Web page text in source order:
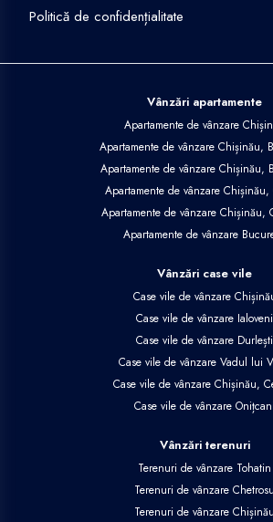
Politică de confidențialitate
Vânzări apartamente
Apartamente de vânzare
Apartamente de vânzare Chișinău,
Apartamente de vânzare Chișinău,
Apartamente de vânzare Chișinău,
Apartamente de vânzare Chișinău,
Apartamente de vânzare
Vânzări case vile
Case vile de vânzare
Case vile de vânzare Ialoveni
Case vile de vânzare Durlești
Case vile de vânzare Vadul lui
Case vile de vânzare Chișinău,
Case vile de vânzare Onițcani
Vânzări terenuri
Terenuri de vânzare Tohatin
Terenuri de vânzare Chetrosu
Terenuri de vânzare Chișinău